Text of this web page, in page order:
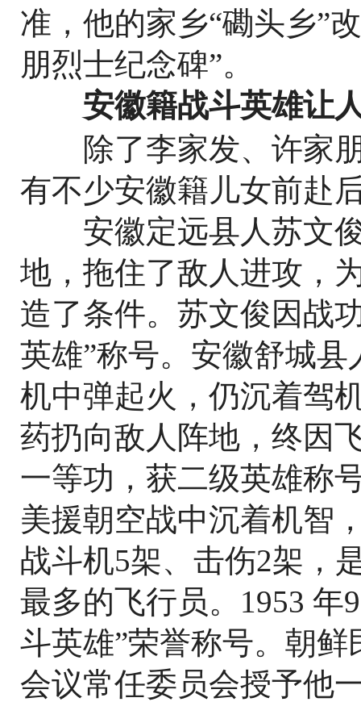
准，他的家乡“磡头乡”
朋烈士纪念碑”。
安徽籍战斗英雄让
除了李家发、许家朋
有不少安徽籍儿女前赴
安徽定远县人苏文俊
地，拖住了敌人进攻，
造了条件。苏文俊因战
英雄”称号。安徽舒城
机中弹起火，仍沉着驾
药扔向敌人阵地，终因
一等功，获二级英雄称
美援朝空战中沉着机智
战斗机5架、击伤2架，
最多的飞行员。1953 年
斗英雄”荣誉称号。朝
会议常任委员会授予他